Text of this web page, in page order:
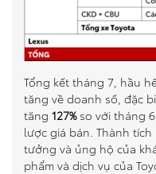
Tổng kết tháng 7, hầu
tăng về doanh số, đặc
tăng 127%so với tháng
lược giá bán. Thành
tưởng và ủng hộ của
phẩm và dịch vụ của